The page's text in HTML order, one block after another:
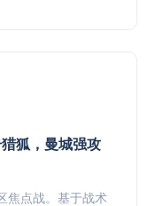
狐，曼城强攻
焦点战。基于战术